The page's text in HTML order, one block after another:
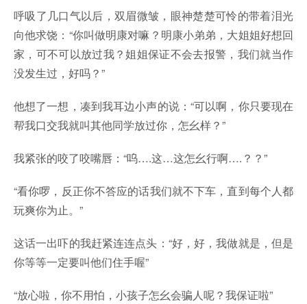
呼吸了几口气以后，双眉微皱，眼神楚楚可怜的带着泪光
向他求饶：“你叫做明康对嘛？明康小弟弟，大姐姐好想回
家，可不可以放过我？姐姐保证不会去报警，我们就当作
没发生过，好吗？”
他想了一想，凑到我耳边小声的说：“可以啊，你只要现在
帮我口交我就叫其他同学放过你，怎幺样？”
我紧张的咬了咬嘴唇：“呜….这…这怎幺行啊….？？”
“看你啰，反正你不答应的话我们就不下车，直到每个人都
玩爽你为止。”
这话一出吓的我赶紧连连点头：“好，好，我做就是，但是
你等等一定要叫他们住手喔”
“放心啦，你不用怕，小孩子怎幺会骗人呢？我保证啦”